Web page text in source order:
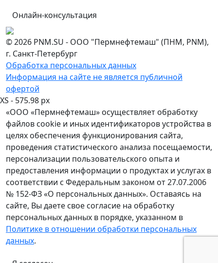
© 2026 PNM.SU - ООО "Пермнефтемаш" (ПНМ, PNM),
г. Санкт-Петербург
Обработка персональных данных
Информация на сайте не является публичной
офертой
Онлайн-консультация
XS - 575.98 px
«ООО «Пермнефтемаш» осуществляет обработку
файлов cookie и иных идентификаторов устройства в
целях обеспечения функционирования сайта,
проведения статистического анализа посещаемости,
персонализации пользовательского опыта и
предоставления информации о продуктах и услугах в
соответствии с Федеральным законом от 27.07.2006
№ 152-ФЗ «О персональных данных». Оставаясь на
сайте, Вы даете свое согласие на обработку
персональных данных в порядке, указанном в
Политике в отношении обработки персональных
данных.